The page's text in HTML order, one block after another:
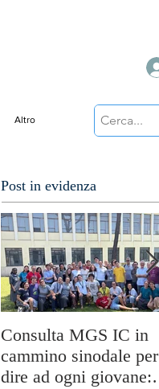
Altro
Post in evidenza
Consulta MGS IC in
cammino sinodale per
dire ad ogni giovane: